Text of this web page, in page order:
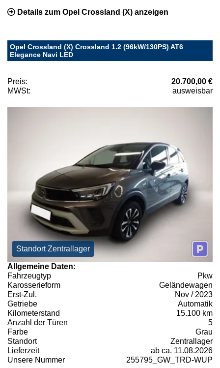
Details zum Opel Crossland (X) anzeigen
Opel Crossland (X) Crossland 1.2 (96kW/130PS) AT6
Elegance Navi LED
Preis:
20.700,00 €
MWSt:
ausweisbar
Standort Zentrallager
Allgemeine Daten:
Fahrzeugtyp
Pkw
Karosserieform
Geländewagen
Erst-Zul.
Nov / 2023
Getriebe
Automatik
Kilometerstand
15.100 km
Anzahl der Türen
5
Farbe
Grau
Standort
Zentrallager
Lieferzeit
ab ca. 11.08.2026
Unsere Nummer
255795_GW_TRD-WUP